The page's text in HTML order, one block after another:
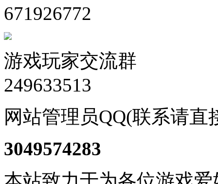
671926772
游戏玩家交流群
249633513
网站管理员QQ(联系请直
3049574283